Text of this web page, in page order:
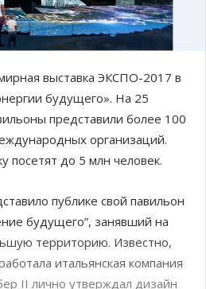
выставка ЭКСПО-2017 в
будущего». На 25
представили более 100
организаций.
посетят до 5 млн человек.
публике свой павильон
будущего”, занявший на
территорию. Известно,
итальянская компания
II лично утверждал дизайн